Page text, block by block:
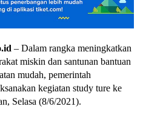
– Dalam rangka meningkatkan
miskin dan santunan bantuan
mudah, pemerintah
kegiatan study ture ke
Selasa (8/6/2021).